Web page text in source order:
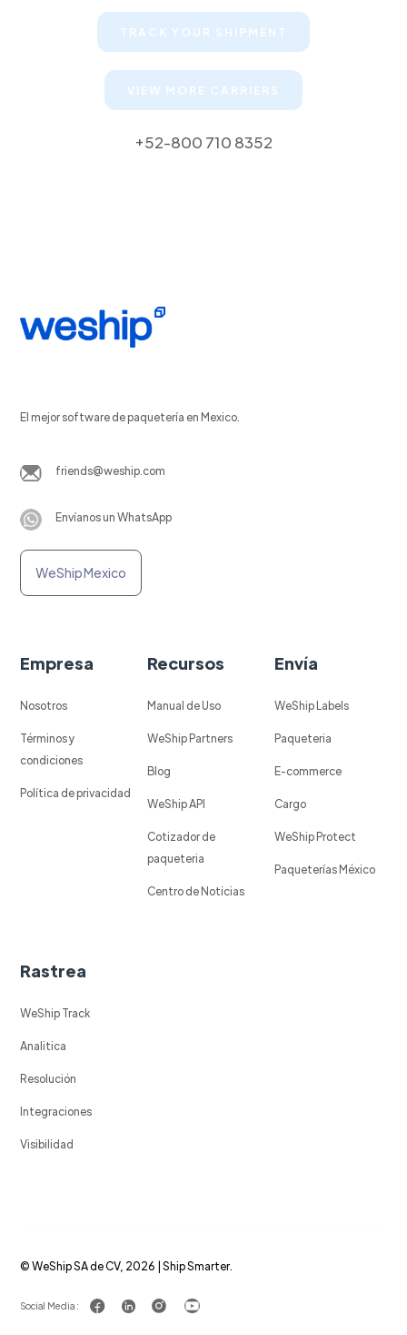
TRACK YOUR SHIPMENT
VIEW MORE CARRIERS
+52-800 710 8352
El mejor software de paquetería en Mexico.
friends@weship.com
Envíanos un WhatsApp
WeShip Mexico
Empresa
Nosotros
Términos y
condiciones
Política de privacidad
Recursos
Manual de Uso
WeShip Partners
Blog
WeShip API
Cotizador de
paqueteria
Centro de Noticias
Envía
WeShip Labels
Paqueteria
E-commerce
Cargo
WeShip Protect
Paqueterías México
Rastrea
WeShip Track
Analitica
Resolución
Integraciones
Visibilidad
© WeShip SA de CV, 2026 | Ship Smarter.
Social Media :